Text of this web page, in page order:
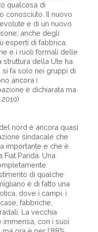
qualcosa di
conosciuto. Il nuovo
e di un nuovo
anche degli
esperti di fabbrica,
e i ruoli formali delle
della Ute ha
si fa solo nei gruppi di
ancora i
è dichiarata ma
nord è ancora quasi
sindacale che
importante e che è
Panda. Una
di qualche
è di fatto una
dove i campi, i
fabbriche,
La vecchia
immensa, con i suoi